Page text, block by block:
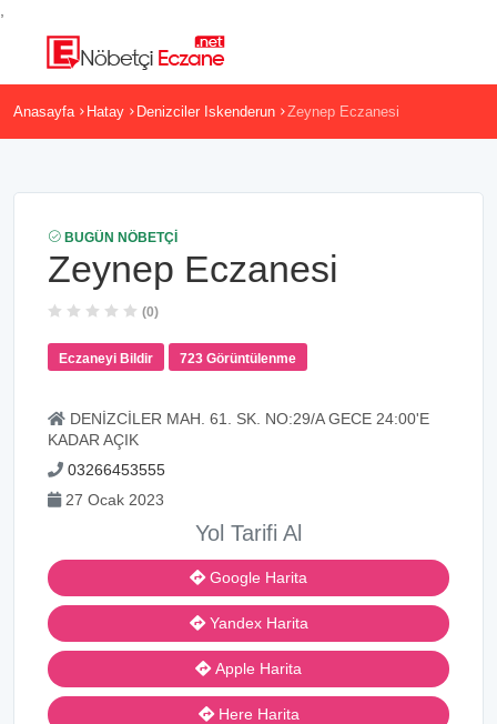
Anasayfa Hatay Denizciler Iskenderun Zeynep Eczanesi
BUGÜN NÖBETÇI
Zeynep Eczanesi
(0)
Eczaneyi Bildir 723 Görüntülenme
DENİZCİLER MAH. 61. SK. NO:29/A GECE 24:00'E
KADAR AÇIK
03266453555
27 Ocak 2023
Yol Tarifi Al
Google Harita
Yandex Harita
Apple Harita
Here Harita